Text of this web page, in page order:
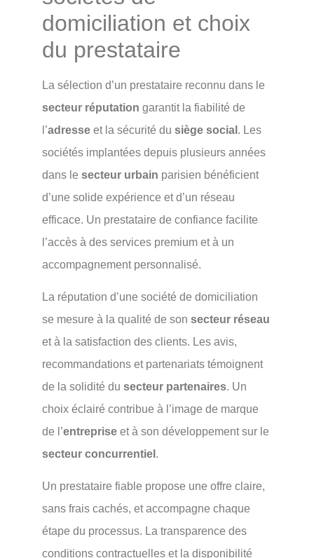
domiciliation et choix
du prestataire
La sélection d’un prestataire reconnu dans le
secteur réputation garantit la fiabilité de
l’adresse et la sécurité du siège social . Les
sociétés implantées depuis plusieurs années
dans le secteur urbain parisien bénéficient
d’une solide expérience et d’un réseau
efficace. Un prestataire de confiance facilite
l’accès à des services premium et à un
accompagnement personnalisé.
La réputation d’une société de domiciliation
se mesure à la qualité de son secteur réseau
et à la satisfaction des clients. Les avis,
recommandations et partenariats témoignent
de la solidité du secteur partenaires. Un
choix éclairé contribue à l’image de marque
de l’entreprise et à son développement sur le
secteur concurrentiel .
Un prestataire fiable propose une offre claire,
sans frais cachés, et accompagne chaque
étape du processus. La transparence des
conditions contractuelles et la disponibilité